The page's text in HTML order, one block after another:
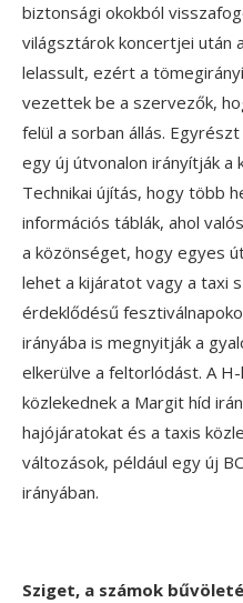
biztonsági okokból
világsztárok koncertjei után
lelassult, ezért a
vezettek be a szervezők,
felül a sorban állás.
egy új útvonalon irányítják a
Technikai újítás, hogy több
információs táblák, ahol
a közönséget, hogy egyes
lehet a kijáratot vagy a taxi
érdeklődésű
irányába is megnyitják a
elkerülve a feltorlódást. A
közlekednek a Margit híd
hajójáratokat és a taxis
változások, például egy új
irányában.
Sziget, a számok